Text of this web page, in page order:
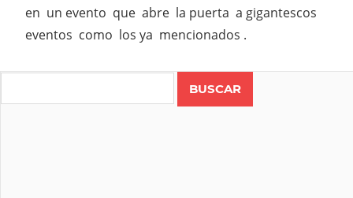
en un evento que abre la puerta a gigantescos
eventos como los ya mencionados .